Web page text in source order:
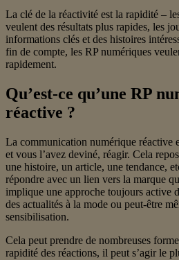
La clé de la réactivité est la rapidité –
veulent des résultats plus rapides, les
informations clés et des histoires
fin de compte, les RP numériques
rapidement.
Qu’est-ce qu’une RP
réactive ?
La communication numérique réactive
et vous l’avez deviné, réagir. Cela
une histoire, un article, une tendance,
répondre avec un lien vers la marque
implique une approche toujours active
des actualités à la mode ou peut-être
sensibilisation.
Cela peut prendre de nombreuses
rapidité des réactions, il peut s’agir le